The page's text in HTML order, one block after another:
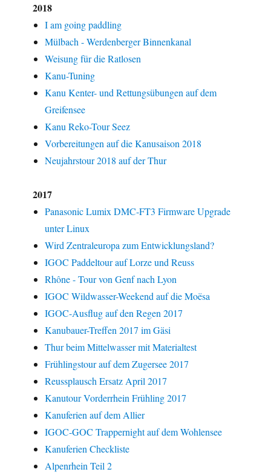
2018
I am going paddling
Mülbach - Werdenberger Binnenkanal
Weisung für die Ratlosen
Kanu-Tuning
Kanu Kenter- und Rettungsübungen auf dem
Greifensee
Kanu Reko-Tour Seez
Vorbereitungen auf die Kanusaison 2018
Neujahrstour 2018 auf der Thur
2017
Panasonic Lumix DMC-FT3 Firmware Upgrade
unter Linux
Wird Zentraleuropa zum Entwicklungsland?
IGOC Paddeltour auf Lorze und Reuss
Rhône - Tour von Genf nach Lyon
IGOC Wildwasser-Weekend auf die Moësa
IGOC-Ausflug auf den Regen 2017
Kanubauer-Treffen 2017 im Gäsi
Thur beim Mittelwasser mit Materialtest
Frühlingstour auf dem Zugersee 2017
Reussplausch Ersatz April 2017
Kanutour Vorderrhein Frühling 2017
Kanuferien auf dem Allier
IGOC-GOC Trappernight auf dem Wohlensee
Kanuferien Checkliste
Alpenrhein Teil 2